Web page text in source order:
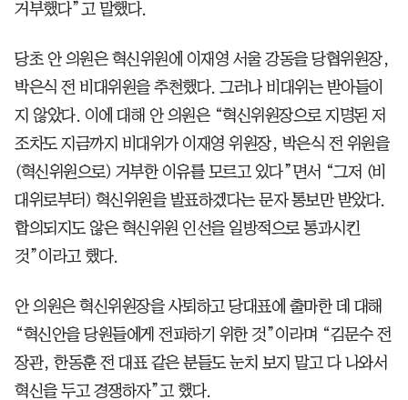
거부했다”고 말했다.
당초 안 의원은 혁신위원에 이재영 서울 강동을 당협위원장,
박은식 전 비대위원을 추천했다. 그러나 비대위는 받아들이
지 않았다. 이에 대해 안 의원은 “혁신위원장으로 지명된 저
조차도 지금까지 비대위가 이재영 위원장, 박은식 전 위원을
(혁신위원으로) 거부한 이유를 모르고 있다”면서 “그저 (비
대위로부터) 혁신위원을 발표하겠다는 문자 통보만 받았다.
합의되지도 않은 혁신위원 인선을 일방적으로 통과시킨
것”이라고 했다.
안 의원은 혁신위원장을 사퇴하고 당대표에 출마한 데 대해
“혁신안을 당원들에게 전파하기 위한 것”이라며 “김문수 전
장관, 한동훈 전 대표 같은 분들도 눈치 보지 말고 다 나와서
혁신을 두고 경쟁하자”고 했다.